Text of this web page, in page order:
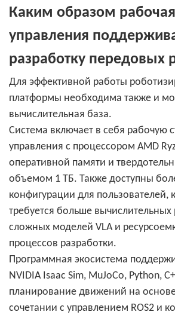
Каким образом
управления
разработку передовых
Для эффективной работы
платформы необходима также и
вычислительная база.
Система включает в себя рабочую
управления с процессором AMD
оперативной памяти и
объемом 1 ТБ. Также доступны
конфигурации для пользователей,
требуется больше вычислительных
сложных моделей VLA и
процессов разработки.
Программная экосистема
NVIDIA Isaac Sim, MuJoCo, Python,
планирование движений на
сочетании с управлением ROS2 и